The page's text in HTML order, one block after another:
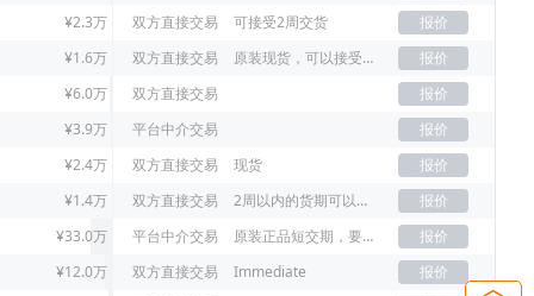
¥2.3万 双方直接交易 可接受2周交货
报价
¥1.6万 双方直接交易 原装现货，可以接受老年份
报价
¥6.0万 双方直接交易
报价
¥3.9万 平台中介交易
报价
¥2.4万 双方直接交易 现货
报价
¥1.4万 双方直接交易 2周以内的货期可以接受
报价
¥33.0万 平台中介交易 原装正品短交期，要原装21+已上
报价
¥12.0万 双方直接交易 Immediate
报价